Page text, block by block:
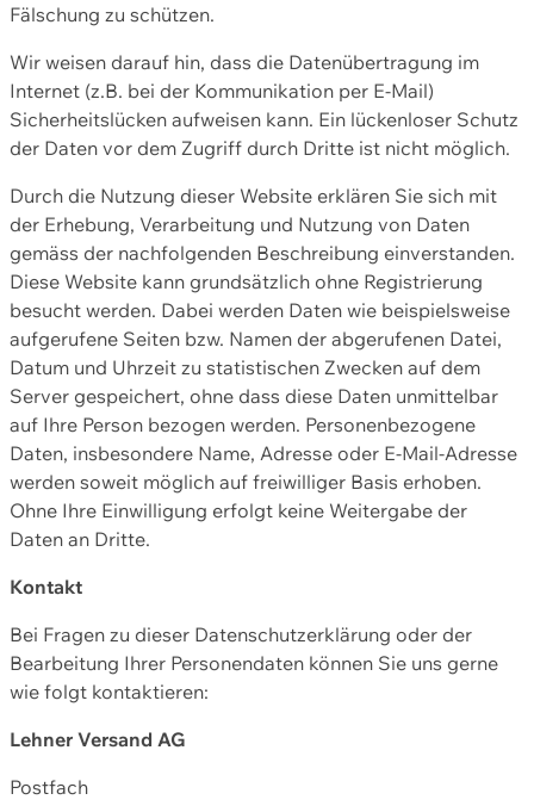
Fälschung zu schützen.
Wir weisen darauf hin, dass die Datenübertragung im
Internet (z.B. bei der Kommunikation per E-Mail)
Sicherheitslücken aufweisen kann. Ein lückenloser Schutz
der Daten vor dem Zugriff durch Dritte ist nicht möglich.
Durch die Nutzung dieser Website erklären Sie sich mit
der Erhebung, Verarbeitung und Nutzung von Daten
gemäss der nachfolgenden Beschreibung einverstanden.
Diese Website kann grundsätzlich ohne Registrierung
besucht werden. Dabei werden Daten wie beispielsweise
aufgerufene Seiten bzw. Namen der abgerufenen Datei,
Datum und Uhrzeit zu statistischen Zwecken auf dem
Server gespeichert, ohne dass diese Daten unmittelbar
auf Ihre Person bezogen werden. Personenbezogene
Daten, insbesondere Name, Adresse oder E-Mail-Adresse
werden soweit möglich auf freiwilliger Basis erhoben.
Ohne Ihre Einwilligung erfolgt keine Weitergabe der
Daten an Dritte.
Kontakt
Bei Fragen zu dieser Datenschutzerklärung oder der
Bearbeitung Ihrer Personendaten können Sie uns gerne
wie folgt kontaktieren:
Lehner Versand AG
Postfach